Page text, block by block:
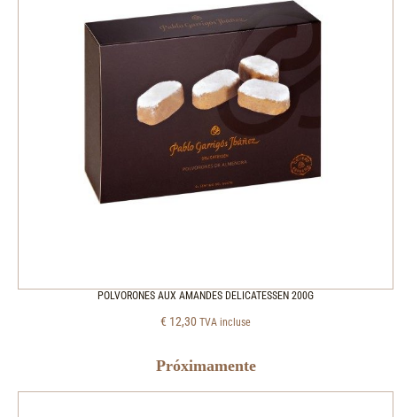
POLVORONES AUX AMANDES DELICATESSEN 200G
€ 12,30 TVA incluse
Próximamente